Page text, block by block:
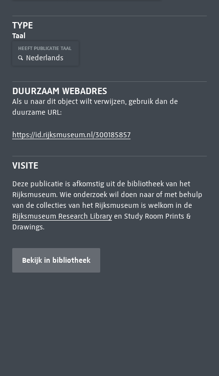
TYPE
Taal
HEEFT PUBLICATIE TAAL
Nederlands
DUURZAAM WEBADRES
Als u naar dit object wilt verwijzen, gebruik dan de
duurzame URL:
https://id.rijksmuseum.nl/300185857
VISITE
Deze publicatie is afkomstig uit de bibliotheek van het
Rijksmuseum. Wie onderzoek wil doen naar of met behulp
van de collecties van het Rijksmuseum is welkom in de
Rijksmuseum Research Libraryen Study Room Prints &
Drawings.
Bekijk in bibliotheek